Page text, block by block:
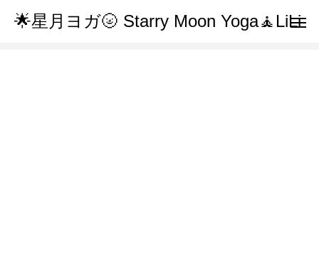
🌟星月ヨガ🌝 Starry Moon Yoga🧘LiLi